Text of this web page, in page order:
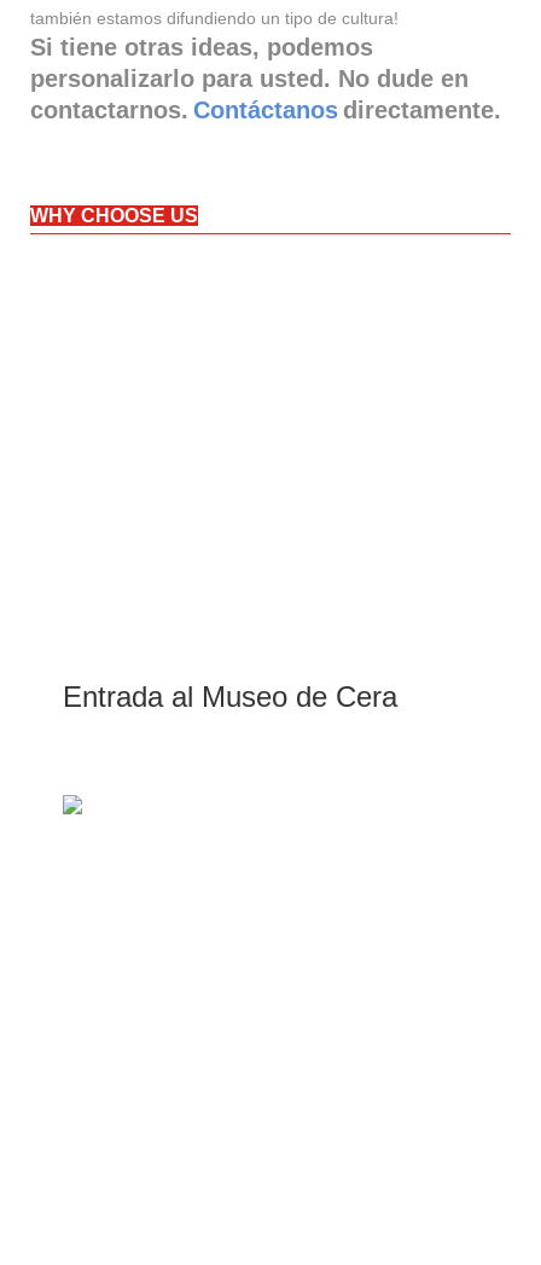
también estamos difundiendo un tipo de cultura!
Si tiene otras ideas, podemos
personalizarlo para usted. No dude en
contactarnos. Contáctanos directamente.
WHY CHOOSE US
Entrada al Museo de Cera